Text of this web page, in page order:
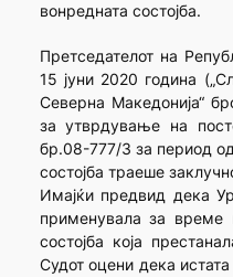
вонредната состојба.
Претседателот на
15 јуни 2020 година
Северна Македонија“
за утврдување на
бр.08-777/3 за период
состојба траеше
Имајќи предвид дека
применувала за време
состојба која
Судот оцени дека